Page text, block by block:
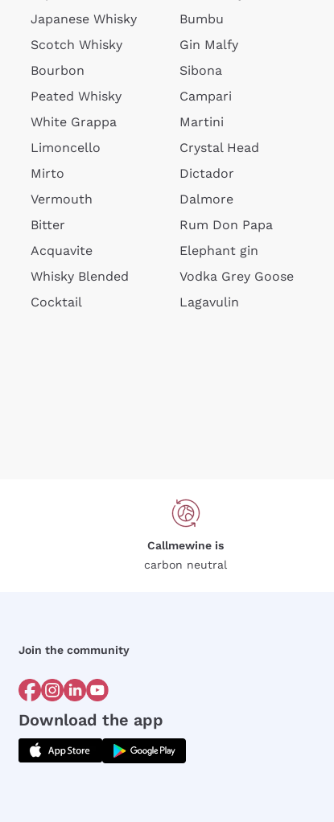
Japanese Whisky
Scotch Whisky
Bourbon
Peated Whisky
White Grappa
Limoncello
Mirto
Vermouth
Bitter
Acquavite
Whisky Blended
Cocktail
Bumbu
Gin Malfy
Sibona
Campari
Martini
Crystal Head
Dictador
Dalmore
Rum Don Papa
Elephant gin
Vodka Grey Goose
Lagavulin
Callmewine is
carbon neutral
Join the community
Download the app